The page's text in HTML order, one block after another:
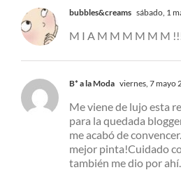
bubbles&creams sábado, 1
M I A M M M M M M
B* a la Moda viernes, 7 mayo
Me viene de lujo esta
para la quedada
me acabó de
mejor pinta!Cuidado
también me dio por ahí.